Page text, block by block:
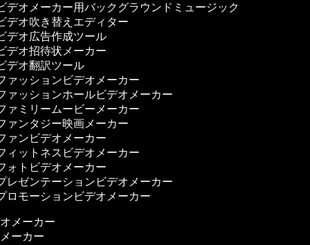
デオメーカー用バックグラウンドミュージック
デオ吹き替えエディター
デオ広告作成ツール
デオ招待状メーカー
デオ翻訳ツール
ァッションビデオメーカー
ァッションホールビデオメーカー
ァミリームービーメーカー
ァンタジー映画メーカー
ァンビデオメーカー
ィットネスビデオメーカー
ォトビデオメーカー
レゼンテーションビデオメーカー
ロモーションビデオメーカー
メーカー
ーカー